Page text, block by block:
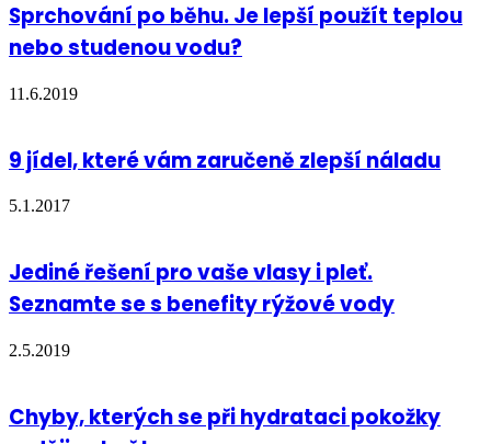
Sprchování po běhu. Je lepší použít teplou
nebo studenou vodu?
11.6.2019
9 jídel, které vám zaručeně zlepší náladu
5.1.2017
Jediné řešení pro vaše vlasy i pleť.
Seznamte se s benefity rýžové vody
2.5.2019
Chyby, kterých se při hydrataci pokožky